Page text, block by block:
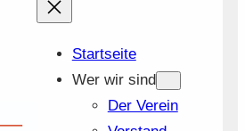
Startseite
Wer wir sind
Der Verein